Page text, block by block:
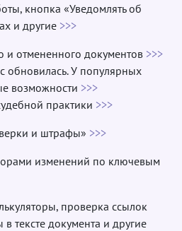
кнопка «Уведомлять об
и другие >>>
и отмененного документов >>>
обновилась. У популярных
возможности >>>
практики >>>
и штрафы» >>>
изменений по ключевым
проверка ссылок
в тексте документа и другие